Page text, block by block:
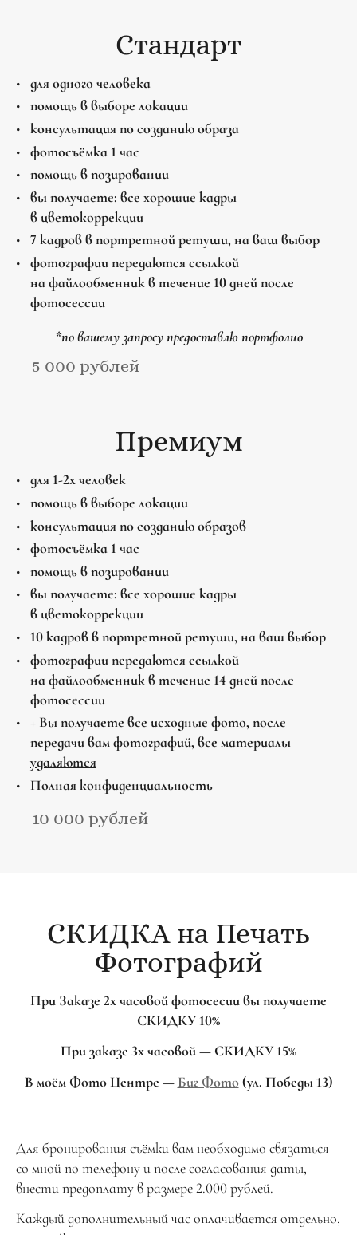
Стандарт
для одного человека
помощь в выборе локации
консультация по созданию образа
фотосъёмка 1 час
помощь в позировании
вы получаете: все хорошие кадры
в цветокоррекции
7 кадров в портретной ретуши, на ваш выбор
фотографии передаются ссылкой
на файлообменник в течение 10 дней после
фотосессии
*по вашему запросу предоставлю портфолио
5 000 рублей
Премиум
для 1-2х человек
помощь в выборе локации
консультация по созданию образов
фотосъёмка 1 час
помощь в позировании
вы получаете: все хорошие кадры
в цветокоррекции
10 кадров в портретной ретуши, на ваш выбор
фотографии передаются ссылкой
на файлообменник в течение 14 дней после
фотосессии
+ Вы получаете все исходные фото, после
передачи вам фотографий, все материалы
удаляются
Полная конфиденциальность
10 000 рублей
СКИДКА на Печать
Фотографий
При Заказе 2х часовой фотосесии вы получаете
СКИДКУ 10%
При заказе 3х часовой — СКИДКУ 15%
В моём Фото Центре — Биг Фото(ул. Победы 13)
Для бронирования съёмки вам необходимо связаться
со мной по телефону и после согласования даты,
внести предоплату в размере 2.000 рублей.
Каждый дополнительный час оплачивается отдельно,